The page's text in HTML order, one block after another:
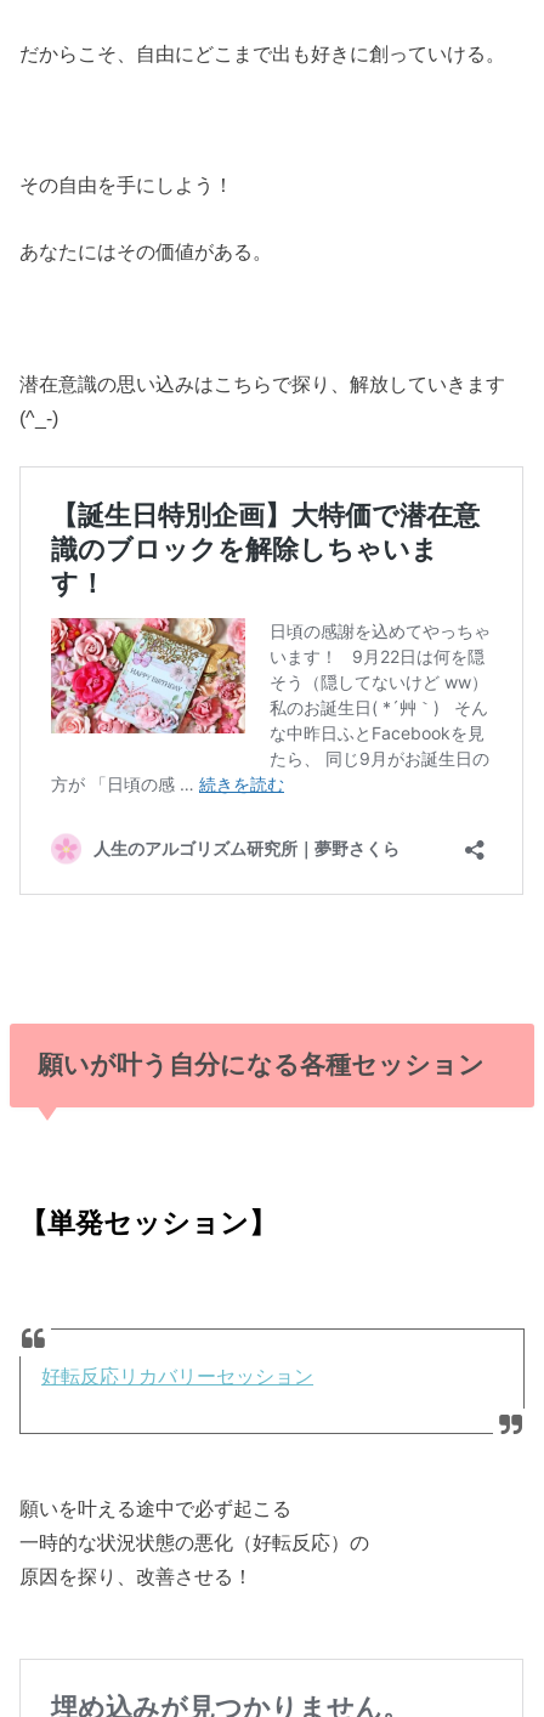
だからこそ、自由にどこまで出も好きに創っていける。
その自由を手にしよう！
あなたにはその価値がある。
潜在意識の思い込みはこちらで探り、解放していきます
(^_-)
願いが叶う自分になる各種セッション
【単発セッション】
好転反応リカバリーセッション
願いを叶える途中で必ず起こる
一時的な状況状態の悪化（好転反応）の
原因を探り、改善させる！